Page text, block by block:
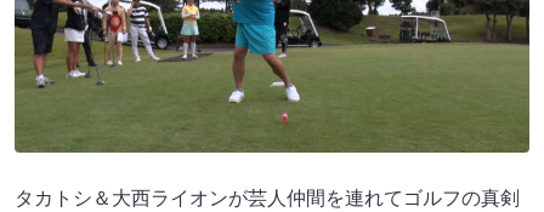
タカトシ＆大西ライオンが芸人仲間を連れてゴルフの真剣